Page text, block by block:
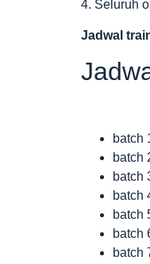
4. Seluruh
Jadwal
batch
batch
batch
batch
batch
batch
batch